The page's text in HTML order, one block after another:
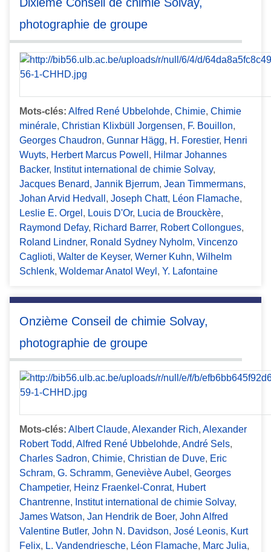
photographie de groupe
Mots-clés: Alfred René Ubbelohde, Chimie, Chimie
minérale, Christian Klixbüll Jorgensen, F. Bouillon,
Georges Chaudron, Gunnar Hägg, H. Forestier, Henri
Wuyts, Herbert Marcus Powell , Hilmar Johannes
Backer, Institut international de chimie Solvay,
Jacques Benard, Jannik Bjerrum, Jean Timmermans,
Johan Arvid Hedvall , Joseph Chatt, Léon Flamache,
Leslie E. Orgel , Louis D'Or, Lucia de Brouckère,
Raymond Defay, Richard Barrer, Robert Collongues,
Roland Lindner, Ronald Sydney Nyholm, Vincenzo
Caglioti, Walter de Keyser, Werner Kuhn, Wilhelm
Schlenk, Woldemar Anatol Weyl , Y. Lafontaine
Onzième Conseil de chimie Solvay,
photographie de groupe
Mots-clés: Albert Claude, Alexander Rich, Alexander
Robert Todd, Alfred René Ubbelohde, André Sels,
Charles Sadron, Chimie, Christian de Duve, Eric
Schram, G. Schramm, Geneviève Aubel , Georges
Champetier, Heinz Fraenkel-Conrat, Hubert
Chantrenne, Institut international de chimie Solvay,
James Watson, Jan Hendrik de Boer, John Alfred
Valentine Butler, John N. Davidson, José Leonis, Kurt
Felix, L. Vandendriesche, Léon Flamache, Marc Julia,